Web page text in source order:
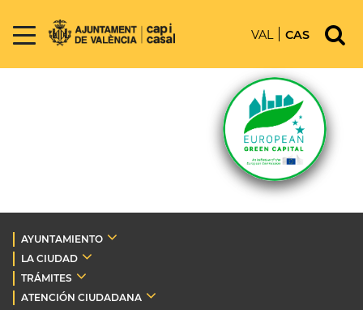
VAL CAS
AYUNTAMIENTO
LA CIUDAD
TRÁMITES
ATENCIÓN CIUDADANA